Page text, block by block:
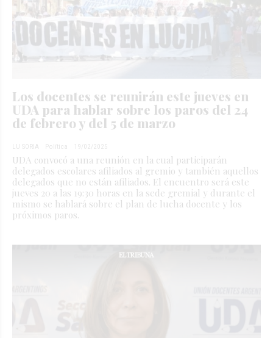
Los docentes se reunirán este jueves en
UDA para hablar sobre los paros del 24
de febrero y del 5 de marzo
LU SORIA Política 19/02/2025
UDA convocó a una reunión en la cual participarán
delegados escolares afiliados al gremio y también aquellos
delegados que no están afiliados. El encuentro será este
jueves 20 a las 19:30 horas en la sede gremial y durante el
mismo se hablará sobre el plan de lucha docente y los
próximos paros.